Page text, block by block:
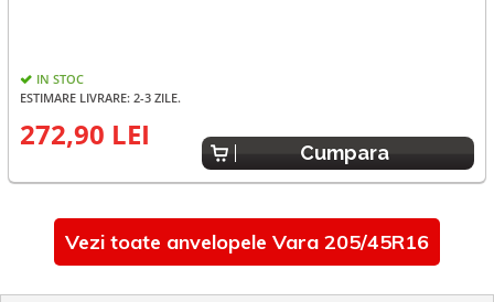
IN STOC
ESTIMARE LIVRARE: 2-3 ZILE.
272,90 LEI
Cumpara
Vezi toate anvelopele Vara 205/45R16